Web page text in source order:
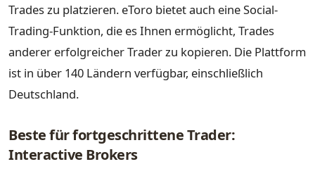
Trades zu platzieren. eToro bietet auch eine Social-
Trading-Funktion, die es Ihnen ermöglicht, Trades
anderer erfolgreicher Trader zu kopieren. Die Plattform
ist in über 140 Ländern verfügbar, einschließlich
Deutschland.
Beste für fortgeschrittene Trader:
Interactive Brokers